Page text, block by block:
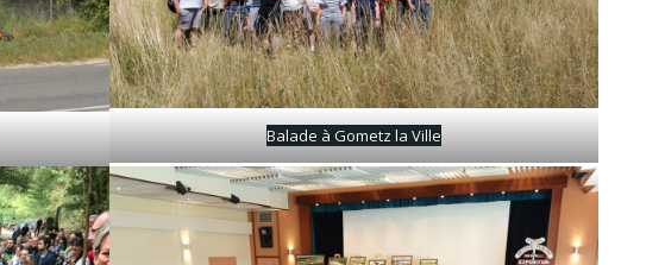
Balade à Gometz la Ville